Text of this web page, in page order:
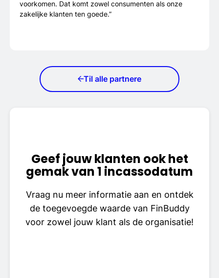
voorkomen. Dat komt zowel consumenten als onze
zakelijke klanten ten goede.”
Til alle partnere
Geef jouw klanten ook het
gemak van 1 incassodatum
Vraag nu meer informatie aan en ontdek
de toegevoegde waarde van FinBuddy
voor zowel jouw klant als de organisatie!